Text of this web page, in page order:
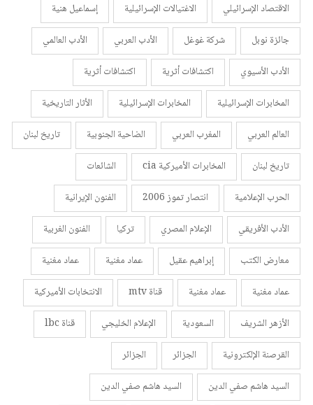
الاقتصاد الإسرائيلي
الاغتيالات الإسرائيلية
إسماعيل هنية
جائزة نوبل
شركة غوغل الأدب العربي
الأدب العالمي
الأدب الأسيوي
اكتشافات أثرية
اكتشافات أثرية
المخابرات الإسرائيلية
المخابرات الإسرائيلية
الأثار التاريخية
العالم العربي
المغرب العربي الضاحية الجنوبية
تاريخ لبنان
تاريخ لبنان
المخابرات الأميركية cia
الشائعات
الحرب الإعلامية
انتصار تموز 2006
الفنون الإيرانية
الأدب الأفريقي
الإعلام المصري تركيا
الفنون الغربية
معارض الكتب
إبراهيم عقيل عماد مغنية
عماد مغنية
عماد مغنية
عماد مغنية قناة mtv
الانتخابات الأميركية
الأزهر الشريف
السعودية الإعلام الخليجي
قناة lbc
القرصنة الإلكترونية
الجزائر
الجزائر
السيد هاشم صفي الدين
السيد هاشم صفي الدين